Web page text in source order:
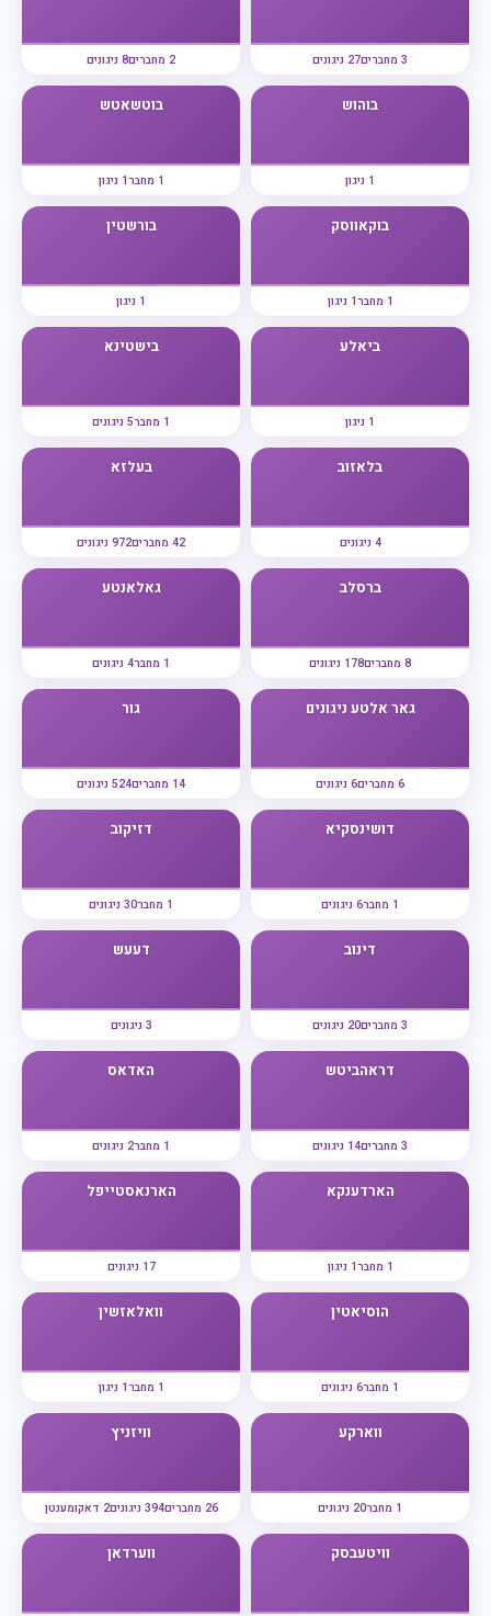
3 מחברים 27 ניגונים 2 מחברים 8 ניגונים
בוהוש
1 ניגון
בוטשאטש
1 מחבר 1 ניגון
בוקאווסק
1 מחבר 1 ניגון
בורשטין
1 ניגון
ביאלע
1 ניגון
בישטינא
1 מחבר 5 ניגונים
בלאזוב
4 ניגונים
בעלזא
42 מחברים 972 ניגונים
ברסלב
8 מחברים 178 ניגונים
גאלאנטע
1 מחבר 4 ניגונים
גאר אלטע ניגונים
6 מחברים 6 ניגונים
גור
14 מחברים 524 ניגונים
דושינסקיא
1 מחבר 6 ניגונים
דזיקוב
1 מחבר 30 ניגונים
דינוב
3 מחברים 20 ניגונים
דעעש
3 ניגונים
דראהביטש
3 מחברים 14 ניגונים
האדאס
1 מחבר 2 ניגונים
הארדענקא
1 מחבר 1 ניגון
הארנאסטייפל
17 ניגונים
הוסיאטין
1 מחבר 6 ניגונים
וואלאזשין
1 מחבר 1 ניגון
ווארקע
1 מחבר 20 ניגונים
וויזניץ
26 מחברים 394 ניגונים 2 דאקומענטן
וויטעבסק ווערדאן